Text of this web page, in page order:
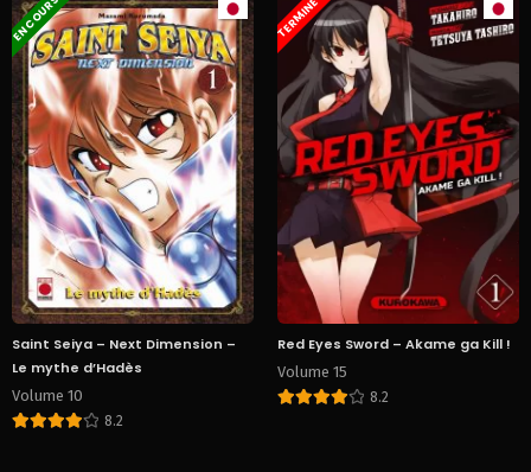
EN COURS
Saint Seiya – Next Dimension –
Le mythe d’Hadès
Volume 10
8.2
TERMINÉ
Red Eyes Sword – Akame ga Kill !
Volume 15
8.2